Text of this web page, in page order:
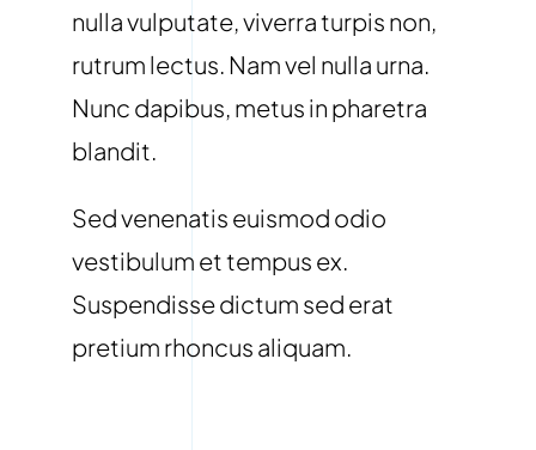
nulla vulputate, viverra turpis non,
rutrum lectus. Nam vel nulla urna.
Nunc dapibus, metus in pharetra
blandit.
Sed venenatis euismod odio
vestibulum et tempus ex.
Suspendisse dictum sed erat
pretium rhoncus aliquam.